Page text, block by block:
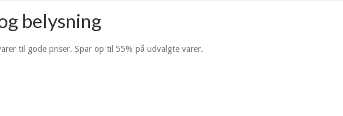
belysning
til gode priser. Spar op til 55% på udvalgte varer.